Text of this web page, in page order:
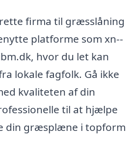
firma til græsslåning
platforme som xn--
hvor du let kan
lokale fagfolk. Gå ikke
kvaliteten af din
til at hjælpe
din græsplæne i topform